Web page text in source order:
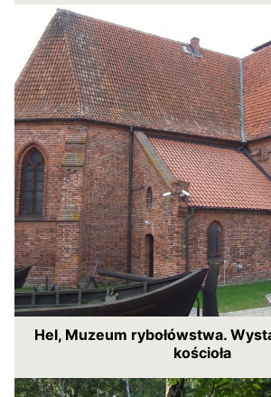
Hel, Muzeum rybołówstwa.
kościoła